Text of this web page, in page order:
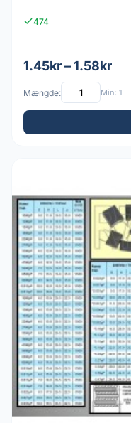
474
1.45kr – 1.58kr
Mængde: Min: 1